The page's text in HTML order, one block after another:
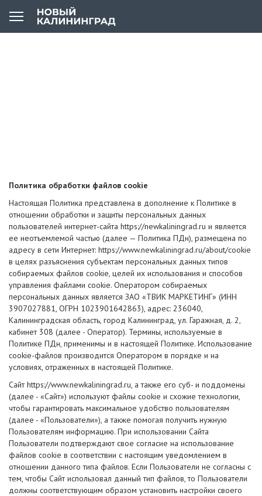
Политика обработки файлов cookie
Настоящая Политика представлена в дополнение к Политике в
отношении обработки и защиты персональных данных
пользователей интернет-сайта https://newkaliningrad.ru и является
ее неотъемлемой частью (далее — Политика ПДн), размещена по
адресу в сети Интернет: https://www.newkaliningrad.ru/about/cookie
в целях разъяснения субъектам персональных данных типов
собираемых файлов cookie, целей их использования и способов
управления файлами cookie. Оператором собираемых
персональных данных является ЗАО «ТВИК МАРКЕТИНГ» (ИНН
3907027881, ОГРН 1023901642863), адрес: 236040,
Калининградская область, город Калининград, ул. Гаражная, д. 2,
кабинет 308 (далее - Оператор). Термины, используемые в
Политике ПДн, применимы и в настоящей Политике. Использование
сookie-файлов производится Оператором в порядке и на
условиях, отраженных в настоящей Политике.
Сайт https://www.newkaliningrad.ru, а также его суб- и поддомены
(далее - «Сайт») используют файлы cookie и схожие технологии,
чтобы гарантировать максимальное удобство пользователям
(далее - «Пользователи»), а также помогая получить нужную
Пользователям информацию. При использовании Сайта
Пользователи подтверждают свое согласие на использование
файлов cookie в соответствии с настоящим уведомлением в
отношении данного типа файлов. Если Пользователи не согласны с
тем, чтобы Сайт использовал данный тип файлов, то Пользователи
должны соответствующим образом установить настройки своего